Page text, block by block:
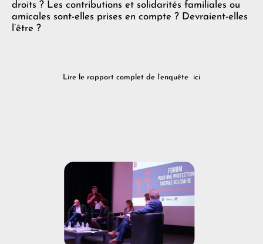
droits ? Les contributions et solidarités familiales ou
amicales sont-elles prises en compte ? Devraient-elles
l’être ?
Lire le rapport complet de l’enquête ici